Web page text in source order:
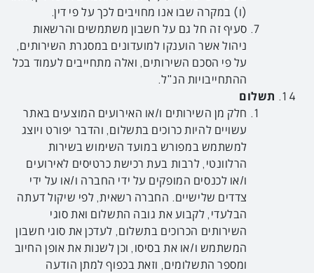
(ו) במקרה שבו אנו מחויבים לכך על פי דין.
סעיף זה חל גם על חשבון משתמשים והרשאות
ניהול אשר הוענקו למועדונים במסגרת השירותים,
על פי הסכם השירותים, ואלה מתחייבים לעמוד בכל
ההתחייבויות הנ"ל.
תשלום
חלק מן השירותים ו/או האירועים המוצעים באתר
עשויים להיות כרוכים בתשלום, והדבר יפורט ויוצג
למשתמש במפורש במועד השימוש בשירות
הרלוונטי, לרבות בעת רכישת כרטיסים לאירועים
ו/או לכנסים המופקים על ידי החברה ו/או על ידי
צדדים שלישיים. החברה רשאית, לפי שיקול דעתה
הבלעדי, לקבוע את גובה התשלום ואת סוגי
השירותים הכרוכים בתשלום, לעדכן את סוגי חשבון
המשתמש ו/או את בסיסו, וכן לשנות את אופן החיוב
ומספר התשלומים, וזאת בכפוף למתן הודעה